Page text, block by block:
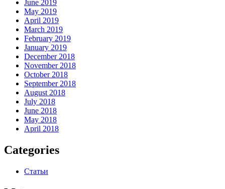
June 2019
May 2019
April 2019
March 2019
February 2019
January 2019
December 2018
November 2018
October 2018
September 2018
August 2018
July 2018
June 2018
May 2018
April 2018
Categories
Статьи